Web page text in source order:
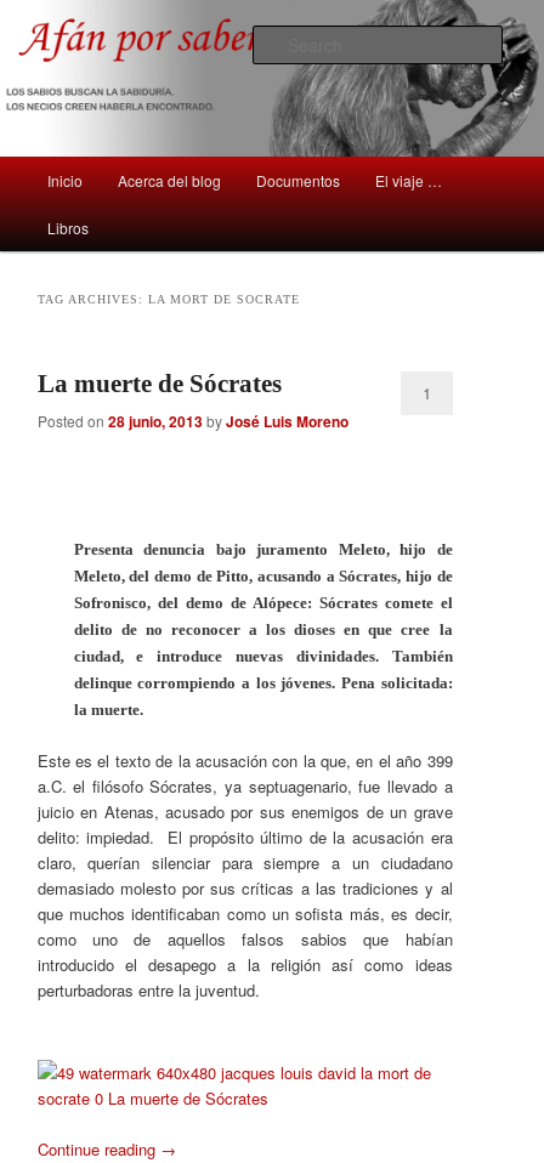
Afán por saber
Comentarios sobre aspectos interesantes y sorprendentes del mundo que
nos rodea
Main
menu
Skip
to
Skip
to
Inicio Acerca del blog Documentos El viaje …
Libros
TAG ARCHIVES: LA MORT DE SOCRATE
La muerte de Sócrates
Posted on 28 junio, 2013byJosé Luis Moreno
1
Presenta denuncia bajo juramento Meleto, hijo de
Meleto, del demo de Pitto, acusando a Sócrates, hijo de
Sofronisco, del demo de Alópece: Sócrates comete el
delito de no reconocer a los dioses en que cree la
ciudad, e introduce nuevas divinidades. También
delinque corrompiendo a los jóvenes. Pena solicitada:
la muerte.
Este es el texto de la acusación con la que, en el año 399
a.C. el filósofo Sócrates, ya septuagenario, fue llevado a
juicio en Atenas, acusado por sus enemigos de un grave
delito: impiedad. El propósito último de la acusación era
claro, querían silenciar para siempre a un ciudadano
demasiado molesto por sus críticas a las tradiciones y al
que muchos identificaban como un sofista más, es decir,
como uno de aquellos falsos sabios que habían
introducido el desapego a la religión así como ideas
perturbadoras entre la juventud.
Continue reading →